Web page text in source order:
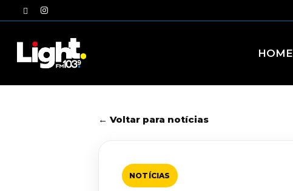
to
twitterinstagram
HOME
← Voltar para notícias
NOTÍCIAS